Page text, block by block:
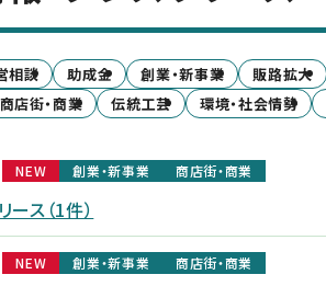
相談 助成金 創業・新事業 販路拡大
商店街・商業 伝統工芸 環境・社会情勢
NEW 創業・新事業 商店街・商業
ス（1件）
NEW 創業・新事業 商店街・商業